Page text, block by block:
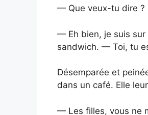
— Que veux-tu dire ?
— Eh bien, je suis
sandwich. — Toi, tu
Désemparée et
dans un café. Elle
— Les filles, vous ne